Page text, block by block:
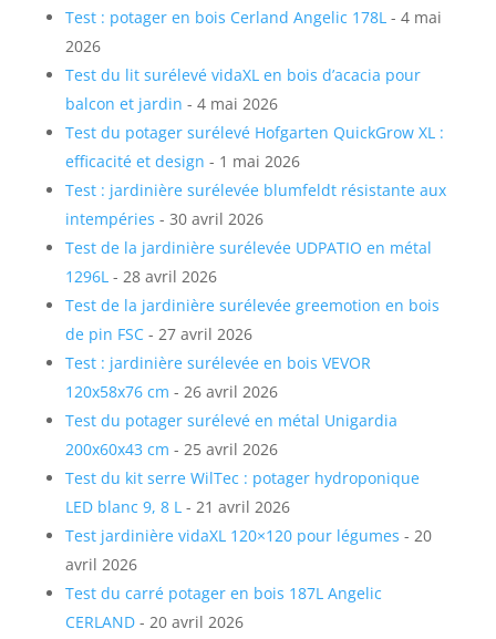
Test : potager en bois Cerland Angelic 178L- 4 mai
2026
Test du lit surélevé vidaXL en bois d’acacia pour
balcon et jardin - 4 mai 2026
Test du potager surélevé Hofgarten QuickGrow XL :
efficacité et design - 1 mai 2026
Test : jardinière surélevée blumfeldt résistante aux
intempéries - 30 avril 2026
Test de la jardinière surélevée UDPATIO en métal
1296L- 28 avril 2026
Test de la jardinière surélevée greemotion en bois
de pin FSC- 27 avril 2026
Test : jardinière surélevée en bois VEVOR
120x58x76 cm - 26 avril 2026
Test du potager surélevé en métal Unigardia
200x60x43 cm - 25 avril 2026
Test du kit serre WilTec : potager hydroponique
LED blanc 9, 8 L- 21 avril 2026
Test jardinière vidaXL 120×120 pour légumes - 20
avril 2026
Test du carré potager en bois 187L Angelic
CERLAND- 20 avril 2026